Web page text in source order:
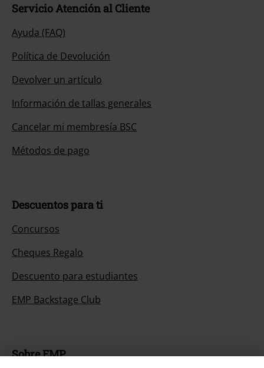
Servicio Atención al Cliente
Ayuda (FAQ)
Política de Devolución
Devolver un artículo
Información de tallas generales
Cancelar mi membresía BSC
Métodos de pago
Descuentos para ti
Concursos
Cheques Regalo
Descuento para estudiantes
EMP Backstage Club
Sobre EMP